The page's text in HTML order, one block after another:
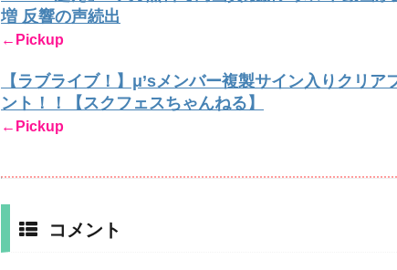
増 反響の声続出
←Pickup
【ラブライブ！】μ’sメンバー複製サイン入りクリア
ント！！【スクフェスちゃんねる】
←Pickup
コメント